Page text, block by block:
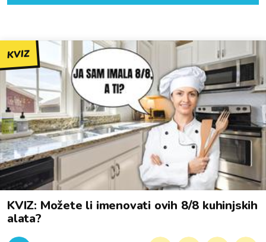
KVIZ
KVIZ: Možete li imenovati ovih 8/8 kuhinjskih
alata?